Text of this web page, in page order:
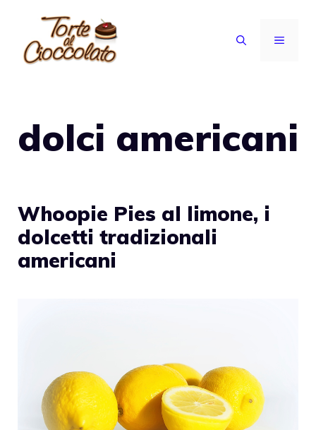
contenuto
MENU
dolci americani
Whoopie Pies al limone, i
dolcetti tradizionali
americani